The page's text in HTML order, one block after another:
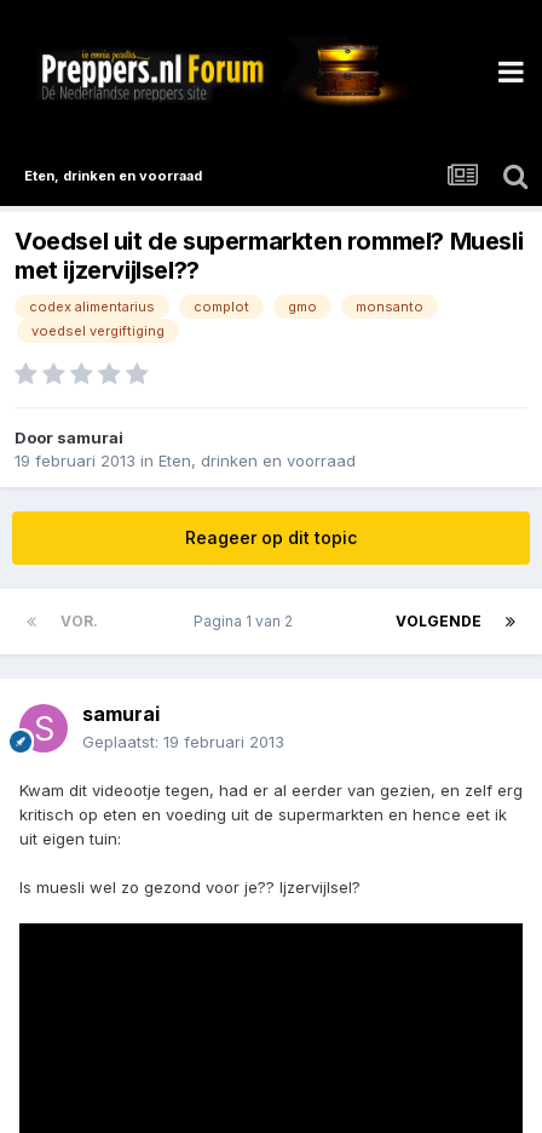
Eten, drinken en voorraad
Voedsel uit de supermarkten rommel? Muesli
met ijzervijlsel??
codex alimentarius complot gmo
monsanto
voedsel vergiftiging
Door samurai
19 februari 2013 in Eten, drinken en voorraad
Reageer op dit topic
VOR. VOLGENDE
Pagina 1 van 2
samurai
Geplaatst: 19 februari 2013
Kwam dit videootje tegen, had er al eerder van gezien, en zelf erg
kritisch op eten en voeding uit de supermarkten en hence eet ik
uit eigen tuin:
Is muesli wel zo gezond voor je?? Ijzervijlsel?